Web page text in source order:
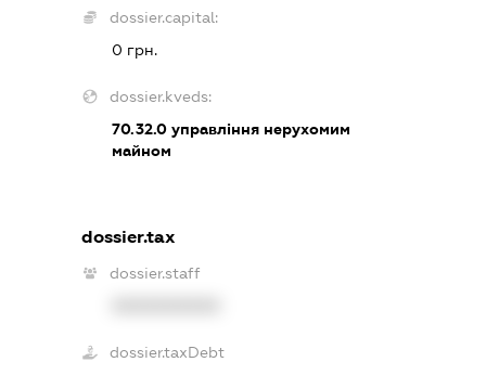
dossier.capital:
0 грн.
dossier.kveds:
70.32.0управління нерухомим
майном
dossier.tax
dossier.staff
dossier.taxDebt